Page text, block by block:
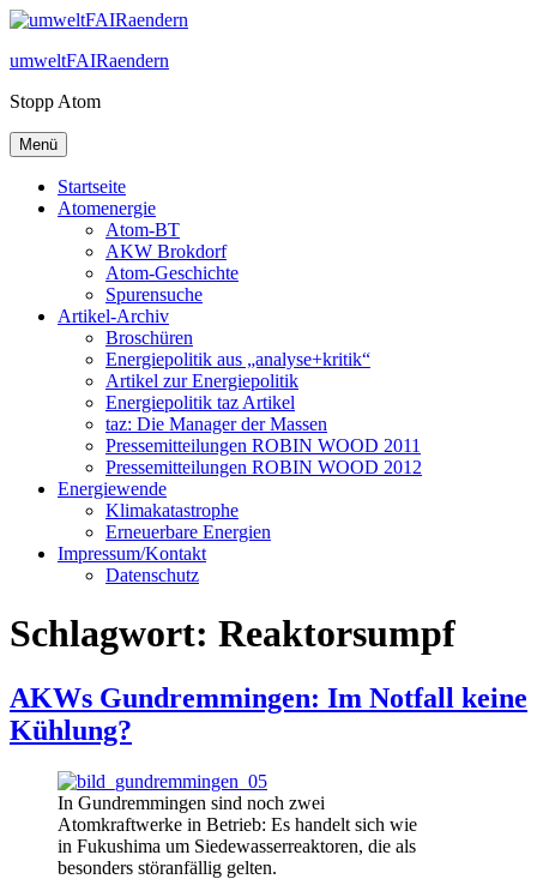
Zum
springen
umweltFAIRaendern
Stopp Atom
Menü
Startseite
Atomenergie
Atom-BT
AKW Brokdorf
Atom-Geschichte
Spurensuche
Artikel-Archiv
Broschüren
Energiepolitik aus „analyse+kritik“
Artikel zur Energiepolitik
Energiepolitik taz Artikel
taz: Die Manager der Massen
Pressemitteilungen ROBIN WOOD 2011
Pressemitteilungen ROBIN WOOD 2012
Energiewende
Klimakatastrophe
Erneuerbare Energien
Impressum/Kontakt
Datenschutz
Schlagwort: Reaktorsumpf
AKWs Gundremmingen: Im Notfall keine
Kühlung?
In Gundremmingen sind noch zwei
Atomkraftwerke in Betrieb: Es handelt sich wie
in Fukushima um Siedewasserreaktoren, die als
besonders störanfällig gelten.